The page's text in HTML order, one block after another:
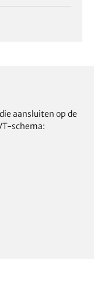
aansluiten op de
schema: